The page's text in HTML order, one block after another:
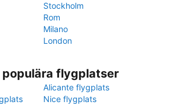
Stockholm
Rom
Milano
London
flygplatser
Alicante flygplats
Nice flygplats